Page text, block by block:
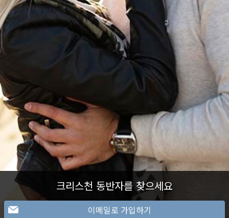
크리스천 동반자를 찾으세요
이메일로 가입하기